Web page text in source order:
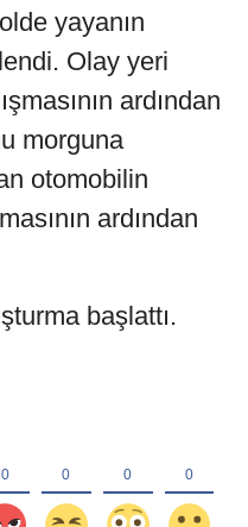
yayanın
Olay yeri
ardından
morguna
otomobilin
ardından
başlattı.